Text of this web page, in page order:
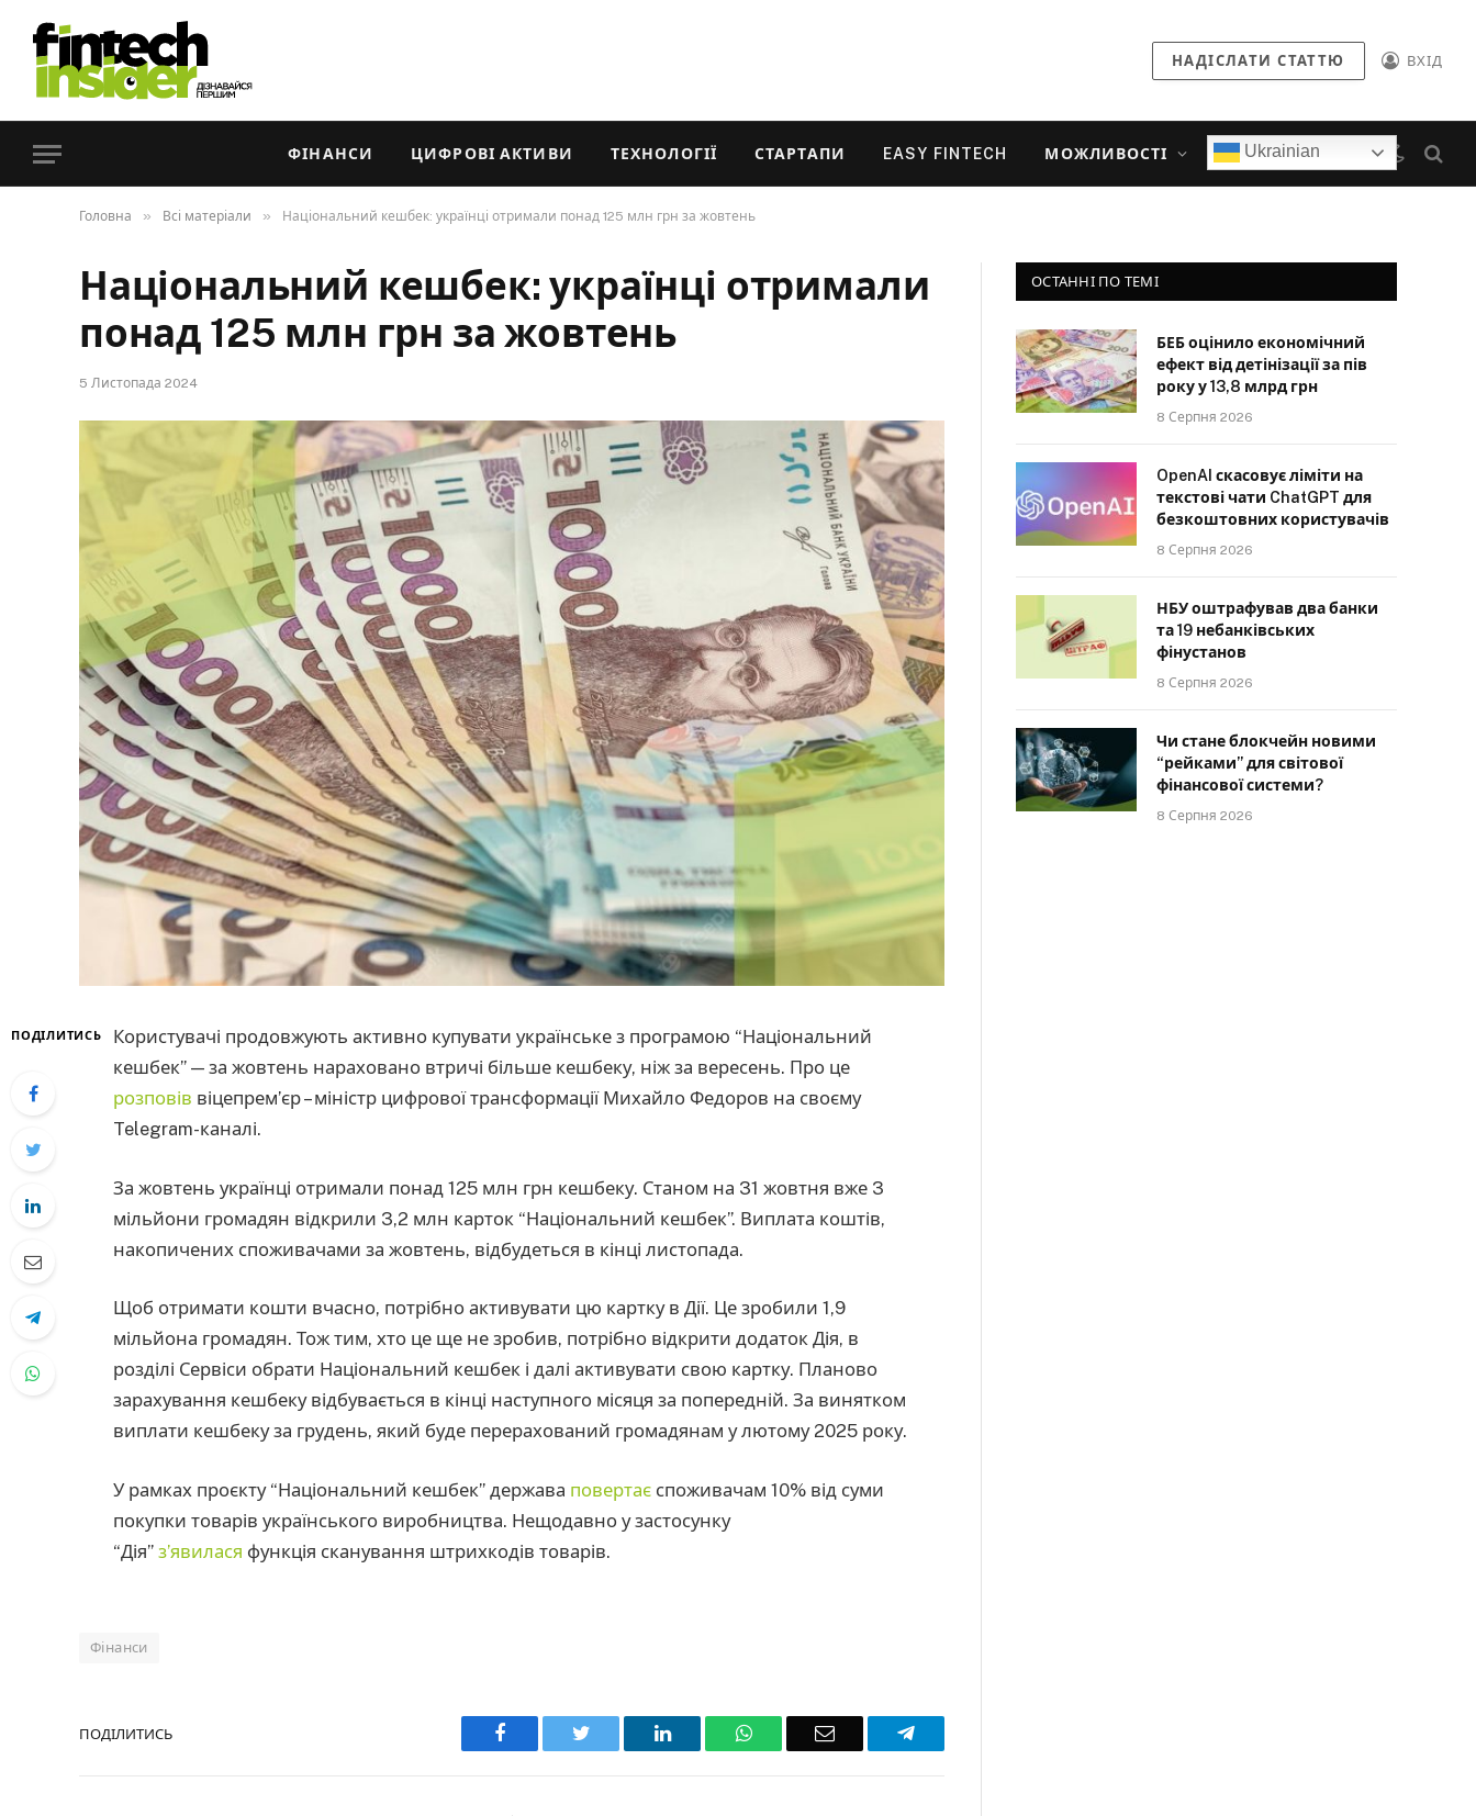
НАДІСЛАТИ СТАТТЮ ВХІД
ФІНАНСИ ЦИФРОВІ АКТИВИ ТЕХНОЛОГІЇ СТАРТАПИ EASY FINTECH МОЖЛИВОСТІ Ukrainian
Головна » Всі матеріали » Національний кешбек: українці отримали понад 125 млн грн за жовтень
Національний кешбек: українці отримали
понад 125 млн грн за жовтень
5 Листопада 2024
ПОДІЛИТИСЬ
Користувачі продовжують активно купувати українське з програмою “Національний
кешбек” — за жовтень нараховано втричі більше кешбеку, ніж за вересень. Про це
розповів віцепрем’єр – міністр цифрової трансформації Михайло Федоров на своєму
Telegram-каналі.
За жовтень українці отримали понад 125 млн грн кешбеку. Станом на 31 жовтня вже 3
мільйони громадян відкрили 3,2 млн карток “Національний кешбек”. Виплата коштів,
накопичених споживачами за жовтень, відбудеться в кінці листопада.
Щоб отримати кошти вчасно, потрібно активувати цю картку в Дії. Це зробили 1,9
мільйона громадян. Тож тим, хто це ще не зробив, потрібно відкрити додаток Дія, в
розділі Сервіси обрати Національний кешбек і далі активувати свою картку. Планово
зарахування кешбеку відбувається в кінці наступного місяця за попередній. За винятком
виплати кешбеку за грудень, який буде перерахований громадянам у лютому 2025 року.
У рамках проєкту “Національний кешбек” держава повертає споживачам 10% від суми
покупки товарів українського виробництва. Нещодавно у застосунку
“Дія” з’явилася функція сканування штрихкодів товарів.
Фінанси
ПОДІЛИТИСЬ Facebook Twitter LinkedIn WhatsAppEmail Telegram
ОСТАННІ ПО ТЕМІ
БЕБ оцінило економічний
ефект від детінізації за пів
року у 13,8 млрд грн
8 Серпня 2026
OpenAI скасовує ліміти на
текстові чати ChatGPT для
безкоштовних користувачів
8 Серпня 2026
НБУ оштрафував два банки
та 19 небанківських
фінустанов
8 Серпня 2026
Чи стане блокчейн новими
“рейками” для світової
фінансової системи?
8 Серпня 2026